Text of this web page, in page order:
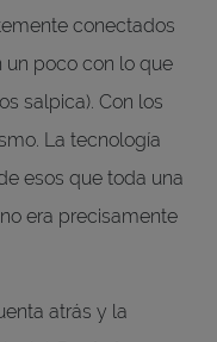
conectados
un poco con lo que
salpica). Con los
La tecnología
esos que toda una
era precisamente
atrás y la